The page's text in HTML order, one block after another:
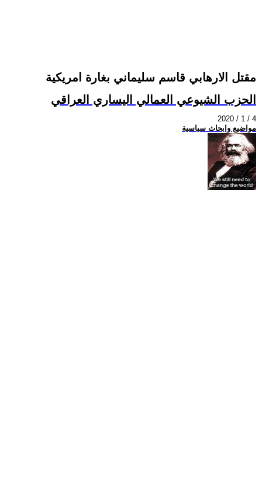
مقتل الارهابي قاسم سليماني بغارة امريكية
الحزب الشيوعي العمالي اليساري العراقي
2020 / 1 / 4
مواضيع وابحاث سياسية